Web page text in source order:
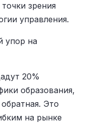
зрения
управления.
упор на
20%
образования,
Это
на рынке